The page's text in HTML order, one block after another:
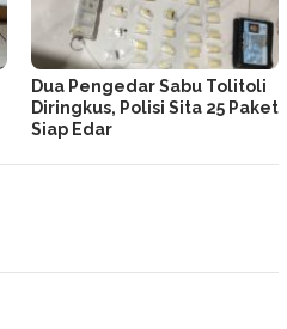
Dua Pengedar Sabu Tolitoli
Diringkus, Polisi Sita 25 Paket
Siap Edar